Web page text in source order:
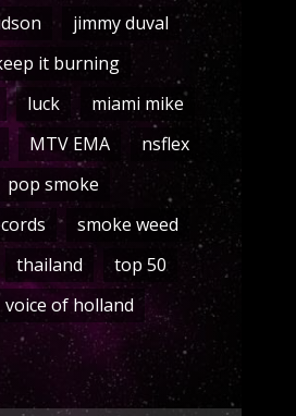
jimmy duval
it burning
luck
miami mike
MTV EMA
nsflex
pop smoke
smoke weed
thailand
top 50
voice of holland